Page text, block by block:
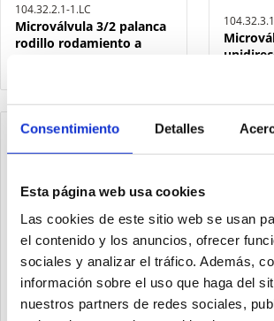
Consentimiento Detalles
Esta página web usa cookies
Las cookies de este sitio web se usan
el contenido y los anuncios, ofrecer
sociales y analizar el tráfico. Además,
información sobre el uso que haga del
nuestros partners de redes sociales,
104.32.2.1-1.LC
Microválvula 3/2 palanca
rodillo rodamiento a